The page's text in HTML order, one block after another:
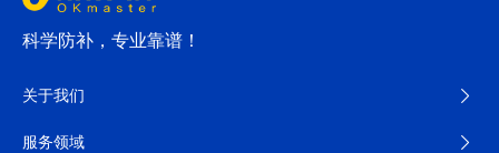
科学防补，专业靠谱！
关于我们
服务领域